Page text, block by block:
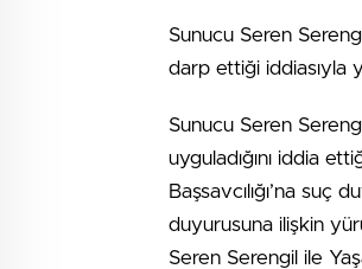
Sunucu Seren
darp ettiği iddiasıyla
Sunucu Seren
uyguladığını iddia
Başsavcılığı’na suç
duyurusuna ilişkin
Seren Serengil ile